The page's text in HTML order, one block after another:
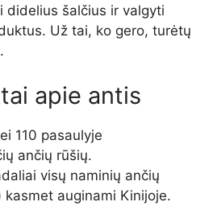
didelius šalčius ir valgyti
Už tai, ko gero, turėtų
apie antis
110 pasaulyje
ančių rūšių.
visų naminių ančių
kasmet auginami Kinijoje.